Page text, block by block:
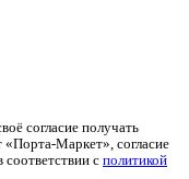
согласие получать
Маркет», согласие
с политикой